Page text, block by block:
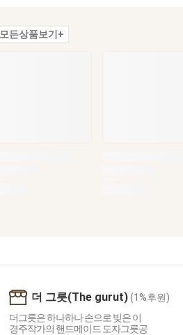
모든상품보기+
더 그릇(The gurut)(1%후원)
더그릇은 하나하나 손으로 빚은 이
경주작가의 핸드메이드 도자그릇공